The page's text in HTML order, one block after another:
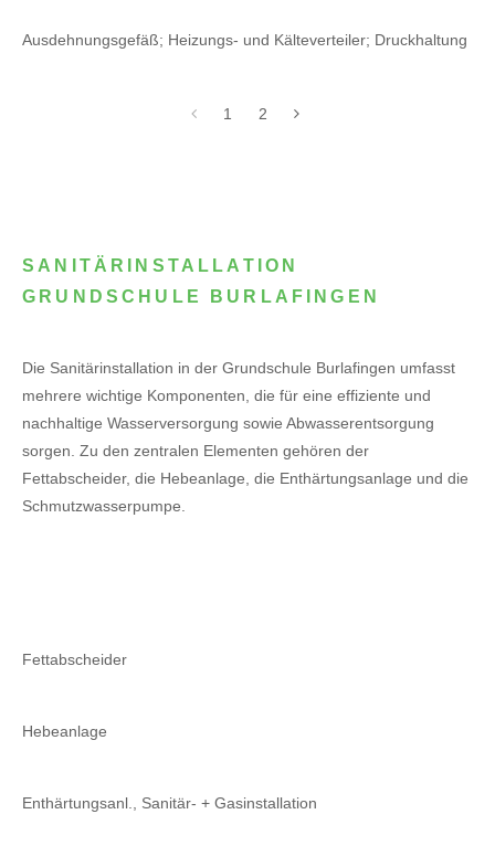
Ausdehnungsgefäß; Heizungs- und Kälteverteiler; Druckhaltung
1 2
SANITÄRINSTALLATION
GRUNDSCHULE BURLAFINGEN
Die Sanitärinstallation in der Grundschule Burlafingen umfasst
mehrere wichtige Komponenten, die für eine effiziente und
nachhaltige Wasserversorgung sowie Abwasserentsorgung
sorgen. Zu den zentralen Elementen gehören der
Fettabscheider, die Hebeanlage, die Enthärtungsanlage und die
Schmutzwasserpumpe.
Fettabscheider
Hebeanlage
Enthärtungsanl., Sanitär- + Gasinstallation